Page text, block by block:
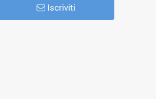
Iscriviti